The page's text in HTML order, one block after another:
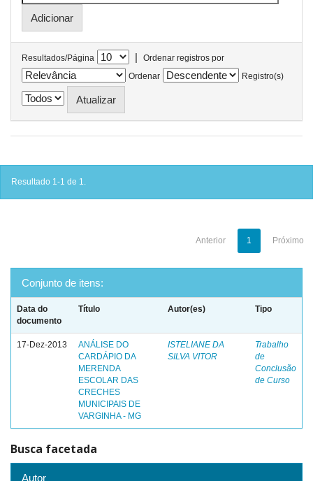
Resultados/Página |
Ordenar registros por
Ordenar
Registro(s)
Resultado 1-1 de 1.
Anterior 1 Próximo
Conjunto de itens:
Data do
documento
Título Autor(es) Tipo
17-Dez-2013
ANÁLISE DO
CARDÁPIO DA
MERENDA
ESCOLAR DAS
CRECHES
MUNICIPAIS DE
VARGINHA - MG
ISTELIANE DA
SILVA VITOR
Trabalho
de
Conclusão
de Curso
Busca facetada
Autor